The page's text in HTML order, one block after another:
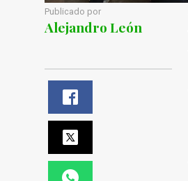
Publicado por
Alejandro León